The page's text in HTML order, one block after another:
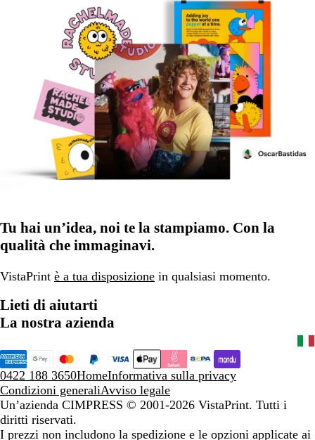
Tu hai un’idea, noi te la stampiamo. Con la
qualità che immaginavi.
VistaPrint è a tua disposizione in qualsiasi momento.
Lieti di aiutarti
La nostra azienda
0422 188 3650HomeInformativa sulla privacy
Condizioni generaliAvviso legale
Un’azienda CIMPRESS © 2001-2026 VistaPrint. Tutti i
diritti riservati.
I prezzi non includono la spedizione e le opzioni applicate ai